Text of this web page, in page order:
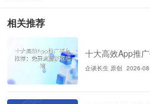
相关推荐
十大高效App推
企谈长生 原创 2026-